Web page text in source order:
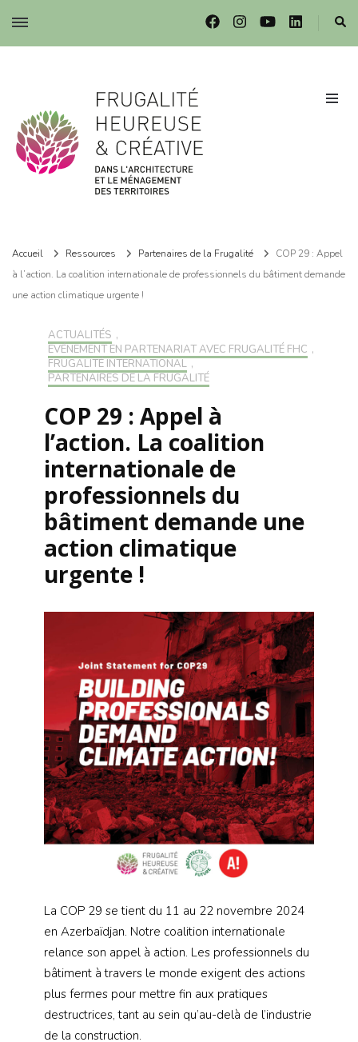
Frugalité dans l'architecture et le ménagement des territoires
Accueil Ressources Partenaires de la Frugalité
COP 29 : Appel
à l’action. La coalition internationale de professionnels du bâtiment demande
une action climatique urgente !
ACTUALITÉS ,
EVÉNEMENT EN PARTENARIAT AVEC FRUGALITÉ FHC ,
FRUGALITÉ INTERNATIONAL ,
PARTENAIRES DE LA FRUGALITÉ
COP 29 : Appel à
l’action. La coalition
internationale de
professionnels du
bâtiment demande une
action climatique
urgente !
La COP 29 se tient du 11 au 22 novembre 2024
en Azerbaïdjan. Notre coalition internationale
relance son appel à action. Les professionnels du
bâtiment à travers le monde exigent des actions
plus fermes pour mettre fin aux pratiques
destructrices, tant au sein qu’au-delà de l’industrie
de la construction.